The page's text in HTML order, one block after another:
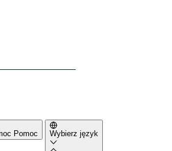
Pomoc Wybierz język